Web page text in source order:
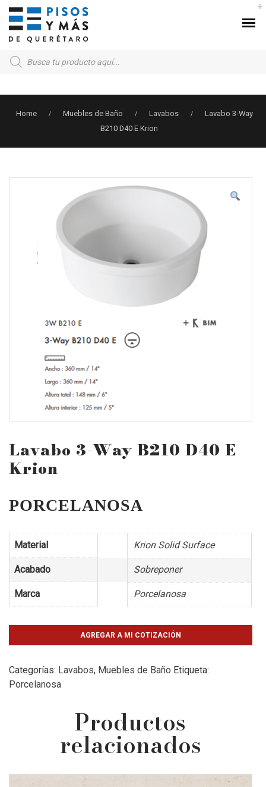
Products
search
Home / Muebles de Baño / Lavabos /
Lavabo 3-Way
B210 D40 E Krion
Lavabo 3-Way B210 D40 E
Krion
PORCELANOSA
Material Krion Solid Surface
Acabado Sobreponer
Marca Porcelanosa
AGREGAR A MI COTIZACIÓN
Categorías: Lavabos, Muebles de Baño Etiqueta:
Porcelanosa
Productos
relacionados